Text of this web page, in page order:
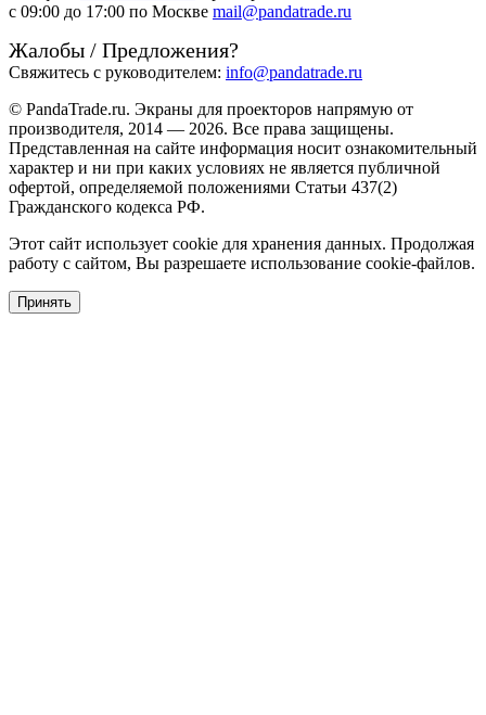
c 09:00 до 17:00 по Москве mail@pandatrade.ru
Жалобы / Предложения?
Свяжитесь с руководителем: info@pandatrade.ru
© PandaTrade.ru. Экраны для проекторов напрямую от
производителя, 2014 — 2026. Все права защищены.
Представленная на сайте информация носит ознакомительный
характер и ни при каких условиях не является публичной
офертой, определяемой положениями Статьи 437(2)
Гражданского кодекса РФ.
Этот сайт использует cookie для хранения данных. Продолжая
работу с сайтом, Вы разрешаете использование cookie-файлов.
Принять